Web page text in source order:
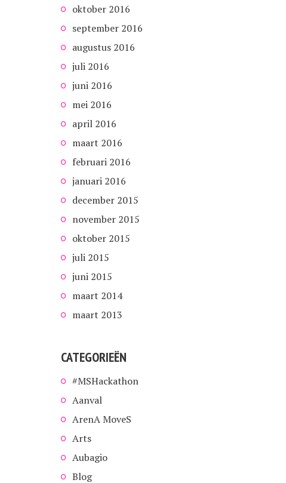
oktober 2016
september 2016
augustus 2016
juli 2016
juni 2016
mei 2016
april 2016
maart 2016
februari 2016
januari 2016
december 2015
november 2015
oktober 2015
juli 2015
juni 2015
maart 2014
maart 2013
CATEGORIEËN
#MSHackathon
Aanval
ArenA MoveS
Arts
Aubagio
Blog